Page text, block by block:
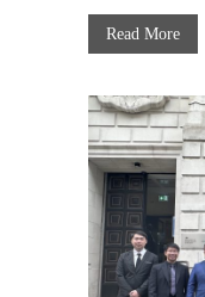
Read More